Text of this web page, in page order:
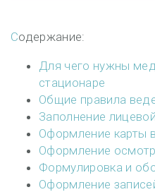
Содержание:
Для чего нужны
стационаре
Общие правила
Заполнение
Оформление карты
Оформление
Формулировка и
Оформление